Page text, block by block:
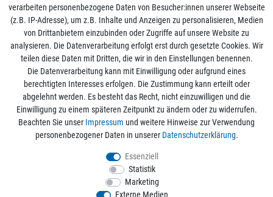
Mein Konto
Informationen
Rechtliche Angaben
Alle Preise sind inkl. der gesetzlichen Mehrwertsteuer und zzgl.
Kostenloser Versand ab 50€ Bestellwert nur innerhalb Deutschlands.
verarbeiten personenbezogene Daten von Besucher:innen unserer Webseite
(z.B. IP-Adresse), um z.B. Inhalte und Anzeigen zu personalisieren, Medien
von Drittanbietern einzubinden oder Zugriffe auf unsere Website zu
analysieren. Die Datenverarbeitung erfolgt erst durch gesetzte Cookies. Wir
teilen diese Daten mit Dritten, die wir in den Einstellungen benennen.
Die Datenverarbeitung kann mit Einwilligung oder aufgrund eines
berechtigten Interesses erfolgen. Die Zustimmung kann erteilt oder
abgelehnt werden. Es besteht das Recht, nicht einzuwilligen und die
Einwilligung zu einem späteren Zeitpunkt zu ändern oder zu widerrufen.
Beachten Sie unser Impressum und weitere Hinweise zur Verwendung
personenbezogener Daten in unserer Daten­schutz­erklärung.
Essenziell
Statistik
Marketing
Externe Medien